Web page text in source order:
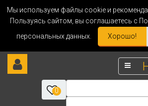
Мы используем файлы cookie и
Пользуясь сайтом, вы соглашаетесь с
персональных данных.
Хорошо!
0